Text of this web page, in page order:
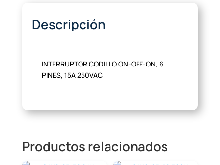
Descripción
INTERRUPTOR CODILLO ON-OFF-ON, 6
PINES, 15A 250VAC
Productos relacionados